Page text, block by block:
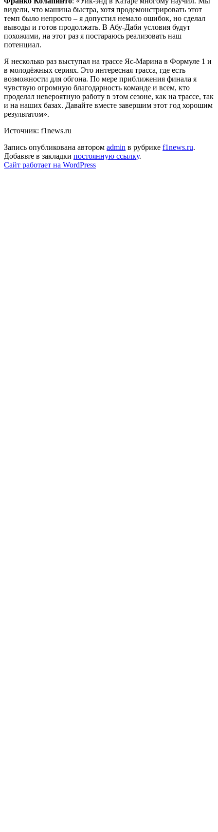
видели, что машина быстра, хотя продемонстрировать этот
темп было непросто – я допустил немало ошибок, но сделал
выводы и готов продолжать. В Абу-Даби условия будут
похожими, на этот раз я постараюсь реализовать наш
потенциал.
Я несколько раз выступал на трассе Яс-Марина в Формуле 1 и
в молодёжных сериях. Это интересная трасса, где есть
возможности для обгона. По мере приближения финала я
чувствую огромную благодарность команде и всем, кто
проделал невероятную работу в этом сезоне, как на трассе, так
и на наших базах. Давайте вместе завершим этот год хорошим
результатом».
Источник: f1news.ru
Запись опубликована автором admin в рубрике f1news.ru.
Добавьте в закладки постоянную ссылку.
Сайт работает на WordPress